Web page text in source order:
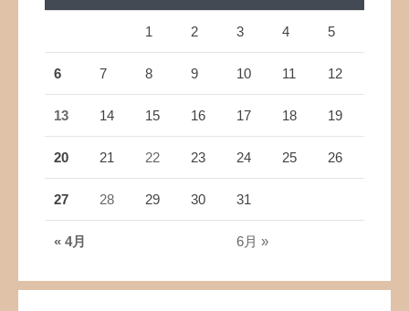
« 4月 6月 »
1 2 3 4 5
6 7 8 9 10 11 12
13 14 15 16 17 18 19
20 21 22 23 24 25 26
27 28 29 30 31